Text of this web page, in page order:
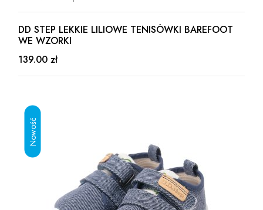
DD STEP LEKKIE LILIOWE TENISÓWKI BAREFOOT
WE WZORKI
139.00 zł